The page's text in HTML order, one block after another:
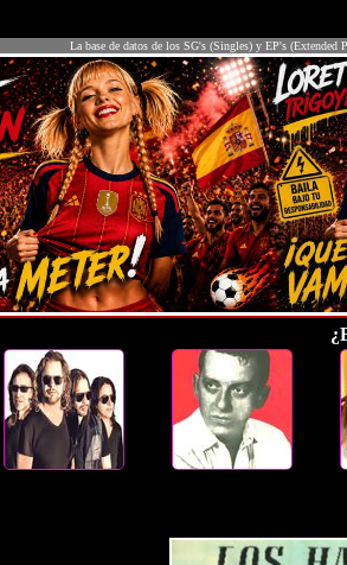
La base de datos de los SG's (Singles) y EP's (Extended